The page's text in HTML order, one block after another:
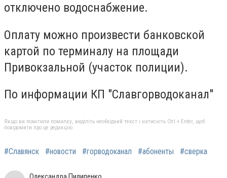
отключено водоснабжение.
Оплату можно произвести банковской
картой по терминалу на площади
Привокзальной (участок полиции).
По информации КП "Славгорводоканал"
Якщо ви помітили помилку, виділіть необхідний текст і натисніть Ctrl + Enter, щоб
повідомити про це редакцію
#Славянск #новости #горводоканал #абоненты #сверка